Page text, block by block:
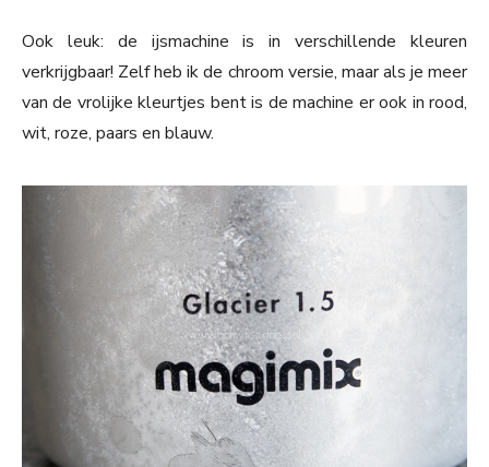
Ook leuk: de ijsmachine is in verschillende kleuren
verkrijgbaar! Zelf heb ik de chroom versie, maar als je meer
van de vrolijke kleurtjes bent is de machine er ook in rood,
wit, roze, paars en blauw.